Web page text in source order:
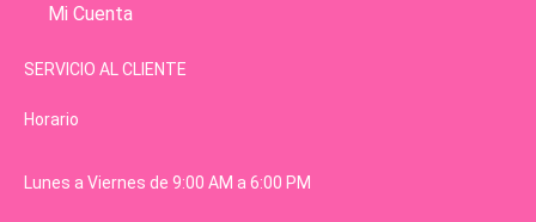
Mi Cuenta
SERVICIO AL CLIENTE
Horario
Lunes a Viernes de 9:00 AM a 6:00 PM